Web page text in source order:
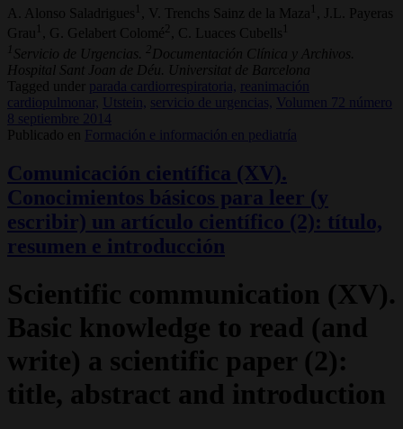
A. Alonso Saladrigues 1 , V. Trenchs Sainz de la Maza 1
, J.L. Payeras
Grau 1 , G. Gelabert Colomé , C. Luaces Cubells 1
1 Servicio de Urgencias. 2 Documentación Clínica y Archivos.
Hospital Sant Joan de Déu. Universitat de Barcelona
Tagged under
parada cardiorrespiratoria,
reanimación
cardiopulmonar,
Utstein, servicio de urgencias,
Volumen 72 número
8 septiembre 2014
Publicado en
Formación e información en pediatría
Comunicación científica (XV).
Conocimientos básicos para leer (y
escribir) un artículo científico (2): título,
resumen e introducción
Scientific communication (XV).
Basic knowledge to read (and
write) a scientific paper (2):
title, abstract and introduction